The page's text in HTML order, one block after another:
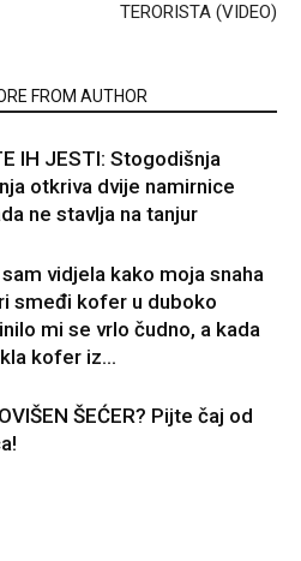
TERORISTA (VIDEO)
FROM AUTHOR
IH JESTI: Stogodišnja
otkriva dvije namirnice
ne stavlja na tanjur
vidjela kako moja snaha
smeđi kofer u duboko
mi se vrlo čudno, a kada
kofer iz...
ŠEĆER? Pijte čaj od